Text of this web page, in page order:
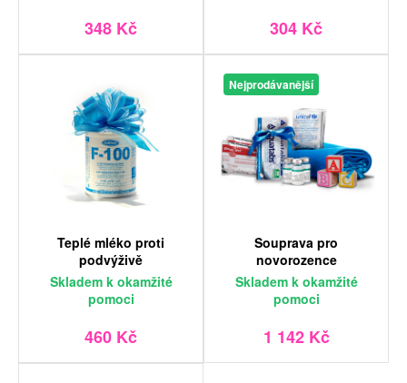
348 Kč 304 Kč
Teplé mléko proti
podvýživě
Skladem k okamžité
pomoci
460 Kč
Nejprodávanější
Souprava pro
novorozence
Skladem k okamžité
pomoci
1 142 Kč